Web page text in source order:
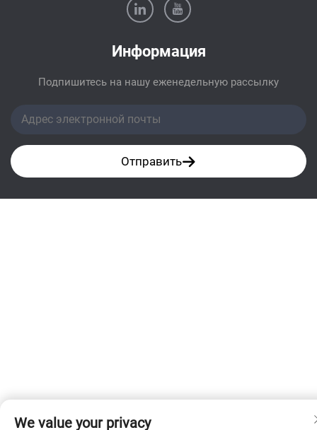
Информация
Подпишитесь на нашу еженедельную рассылку
Отправить
We value your privacy